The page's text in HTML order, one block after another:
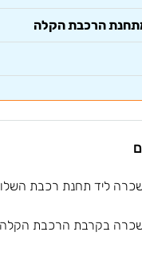
הרכבת הקלה
ליד תחנת רכבת
בקרבת הרכבת